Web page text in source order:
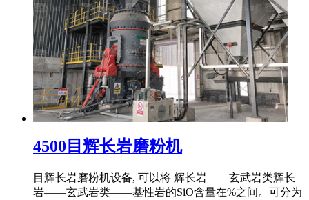
4500目辉长岩磨粉机
目辉长岩磨粉机设备, 可以将 辉长岩——玄武岩类辉长
岩——玄武岩类——基性岩的SiO含量在%之间。可分为